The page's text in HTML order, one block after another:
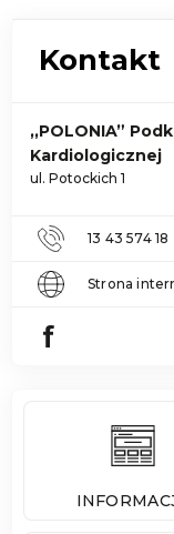
Kontakt
,,POLONIA”
Kardiologicznej
ul. Potockich 1
13 43 574 18
Strona